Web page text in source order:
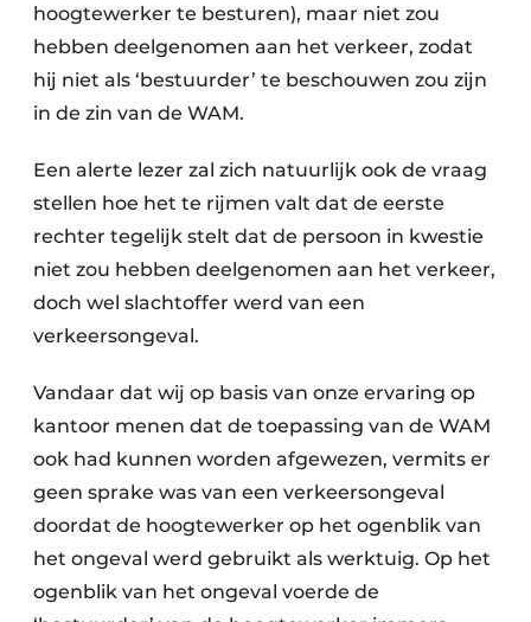
hoogtewerker te besturen), maar niet zou
hebben deelgenomen aan het verkeer, zodat
hij niet als ‘bestuurder’ te beschouwen zou zijn
in de zin van de WAM.
Een alerte lezer zal zich natuurlijk ook de vraag
stellen hoe het te rijmen valt dat de eerste
rechter tegelijk stelt dat de persoon in kwestie
niet zou hebben deelgenomen aan het verkeer,
doch wel slachtoffer werd van een
verkeersongeval.
Vandaar dat wij op basis van onze ervaring op
kantoor menen dat de toepassing van de WAM
ook had kunnen worden afgewezen, vermits er
geen sprake was van een verkeersongeval
doordat de hoogtewerker op het ogenblik van
het ongeval werd gebruikt als werktuig. Op het
ogenblik van het ongeval voerde de